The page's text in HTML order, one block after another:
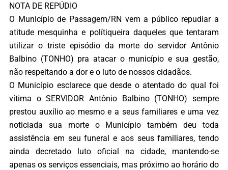
NOTA DE REPÚDIO
O Município de Passagem/RN vem a público repudiar a
atitude mesquinha e polítiqueira daqueles que tentaram
utilizar o triste episódio da morte do servidor Antônio
Balbino (TONHO) pra atacar o município e sua gestão,
não respeitando a dor e o luto de nossos cidadãos.
O Município esclarece que desde o atentado do qual foi
vítima o SERVIDOR Antônio Balbino (TONHO) sempre
prestou auxílio ao mesmo e a seus familiares e uma vez
noticiada sua morte o Município também deu toda
assistência em seu funeral e aos seus familiares, tendo
ainda decretado luto oficial na cidade, mantendo-se
apenas os serviços essenciais, mas próximo ao horário do